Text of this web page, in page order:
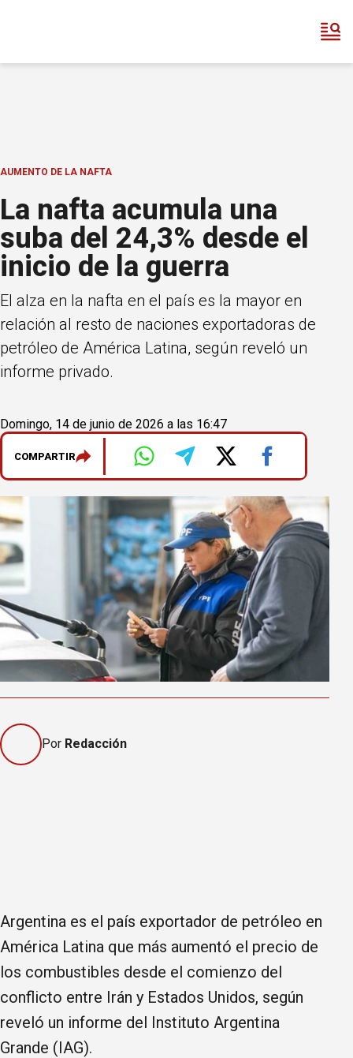
AUMENTO DE LA NAFTA
La nafta acumula una
suba del 24,3% desde el
inicio de la guerra
El alza en la nafta en el país es la mayor en
relación al resto de naciones exportadoras de
petróleo de América Latina, según reveló un
informe privado.
Domingo, 14 de junio de 2026 a las 16:47
COMPARTIR
Por Redacción
Argentina es el país exportador de petróleo en
América Latina que más aumentó el precio de
los combustibles desde el comienzo del
conflicto entre Irán y Estados Unidos, según
reveló un informe del Instituto Argentina
Grande (IAG).